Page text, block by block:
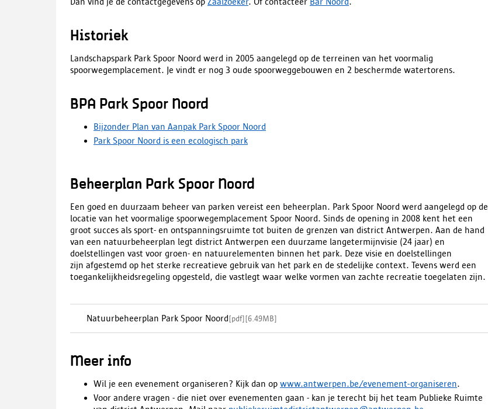
Historiek
Landschapspark Park Spoor Noord werd in 2005 aangelegd op de terreinen van het voormalig
spoorwegemplacement. Je vindt er nog 3 oude spoorweggebouwen en 2 beschermde watertorens.
BPA Park Spoor Noord
Bijzonder Plan van Aanpak Park Spoor Noord
Park Spoor Noord is een ecologisch park
Beheerplan Park Spoor Noord
Een goed en duurzaam beheer van parken vereist een beheerplan. Park Spoor Noord werd aangelegd op de
locatie van het voormalige spoorwegemplacement Spoor Noord. Sinds de opening in 2008 kent het een
groot succes als sport- en ontspanningsruimte tot buiten de grenzen van district Antwerpen. Aan de hand
van een natuurbeheerplan legt district Antwerpen een duurzame langetermijnvisie (24 jaar) en
doelstellingen vast voor groen- en natuurelementen binnen het park. Deze visie en doelstellingen
zijn afgestemd op het sterke recreatieve gebruik van het park en de stedelijke context. Tevens werd een
toegankelijkheidsregeling opgesteld, die vastlegt waar welke vormen van zachte recreatie toegelaten zijn.
Natuurbeheerplan Park Spoor Noord[pdf][6.49MB]
Meer info
Wil je een evenement organiseren? Kijk dan op www.antwerpen.be/evenement-organiseren.
Voor andere vragen - die niet over evenementen gaan - kan je terecht bij het team Publieke Ruimte